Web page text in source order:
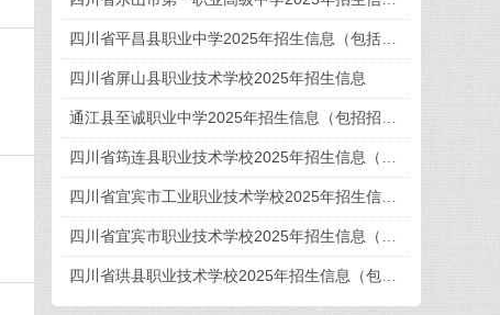
四川省屏山县职业技术学校2025年招生信息